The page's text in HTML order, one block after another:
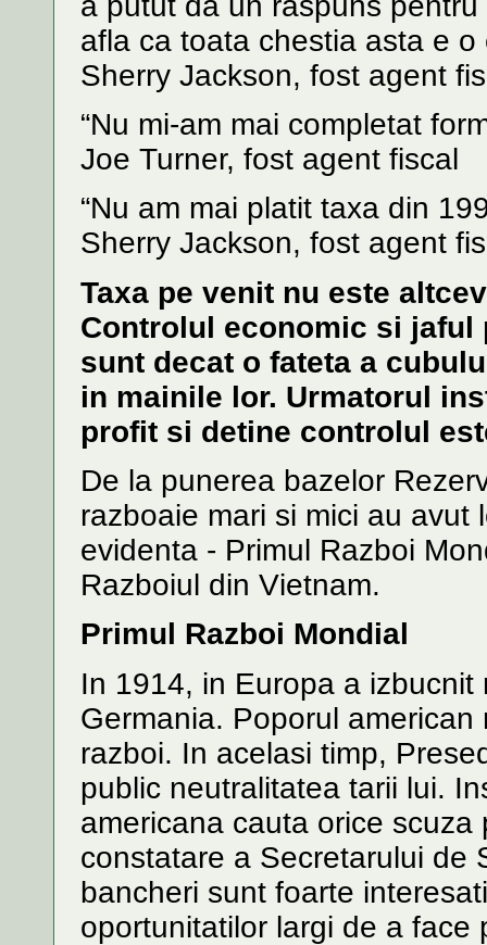
afla ca toata chestia asta e o
Sherry Jackson, fost agent
“Nu mi-am mai completat
Joe Turner, fost agent fiscal
“Nu am mai platit taxa din
Sherry Jackson, fost agent
Taxa pe venit nu este
Controlul economic si jaful
sunt decat o fateta a
in mainile lor. Urmatorul
profit si detine controlul
De la punerea bazelor
razboaie mari si mici au avut
evidenta - Primul Razboi
Razboiul din Vietnam.
Primul Razboi Mondial
In 1914, in Europa a
Germania. Poporul
razboi. In acelasi timp,
public neutralitatea tarii lui.
americana cauta orice
constatare a Secretarului de
bancheri sunt foarte
oportunitatilor largi de a face